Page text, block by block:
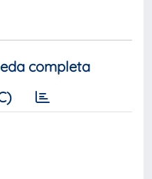
completa